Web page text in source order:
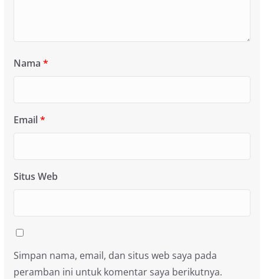
Nama *
Email*
Situs Web
Simpan nama, email, dan situs web saya pada
peramban ini untuk komentar saya berikutnya.